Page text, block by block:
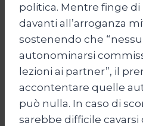
politica. Mentre finge
davanti all’arroganza
sostenendo che
autonominarsi
lezioni ai partner”, il
accontentare quelle
può nulla. In caso di
sarebbe difficile cavarsi